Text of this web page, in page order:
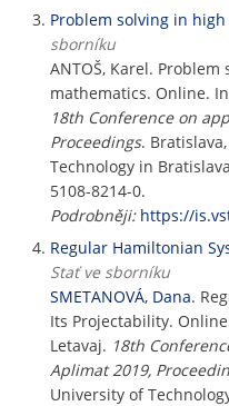
Problem solving in
sborníku
ANTOŠ, Karel.
mathematics. Online.
18th Conference on
Proceedings.
Technology in
5108-8214-0.
Podrobněji: https://
Regular Hamiltonian
Stať ve sborníku
SMETANOVÁ, Dana.
Its Projectability.
Letavaj. 18th
Aplimat 2019,
University of